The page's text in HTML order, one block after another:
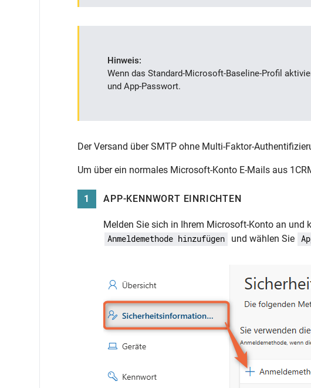
Hinweis:
Wenn das Standard-Microsoft-Baseline-Profil
und App-Passwort.
Der Versand über SMTP ohne Multi-Faktor-
Um über ein normales Microsoft-Konto E-Mails aus
1 APP-KENNWORT EINRICHTEN
Melden Sie sich in Ihrem Microsoft-Konto an und
Anmeldemethode hinzufügen und wählen Sie